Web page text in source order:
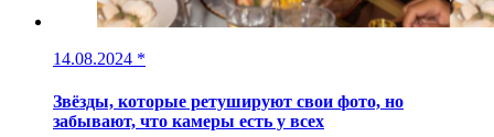
14.08.2024 *
Звёзды, которые ретушируют свои фото, но
забывают, что камеры есть у всех